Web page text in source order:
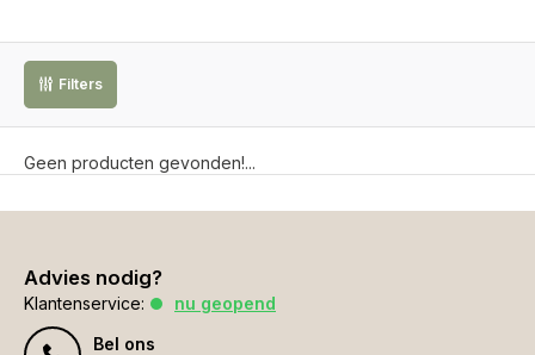
Filters
Geen producten gevonden!...
Advies nodig?
Klantenservice:
nu geopend
Bel ons